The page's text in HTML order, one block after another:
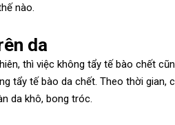
nào.
da
thì việc không tẩy tế bào chết
tẩy tế bào da chết. Theo thời gian,
da khô, bong tróc.